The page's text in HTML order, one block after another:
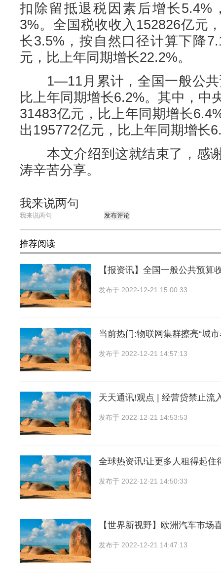
扣除留抵退税因素后增长5.4%
3%。全国税收收入152826亿元
长3.5%，按自然口径计算下降
元，比上年同期增长22.2%。
1—11月累计，全国一般公共
比上年同期增长6.2%。其中，中
31483亿元，比上年同期增长
出195772亿元，比上年同期增长
本文介绍到这就结束了，感
涛辛苦分享。
我来说两句
发布评论
推荐阅读
【报资讯】全国一般公共预算
发布于 2022-12-21 15:00:33
当前热门:物联网集群擦亮“城市
发布于 2022-12-21 14:57:13
天天通讯!观点 | 经营贷禁止流
发布于 2022-12-21 14:53:53
全球热资讯!让更多人租得起住
发布于 2022-12-21 14:50:33
【世界新视野】欧洲汽车市场
发布于 2022-12-21 14:47:13